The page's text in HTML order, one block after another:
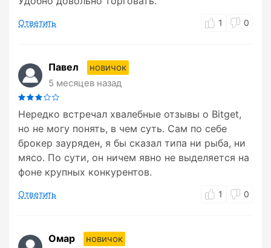
Ответить 1 0
Павел
новичок
5 месяцев назад
Нередко встречал хвалебные отзывы о Bitget,
но не могу понять, в чем суть. Сам по себе
брокер зауряден, я бы сказал типа ни рыба, ни
мясо. По сути, он ничем явно не выделяется на
фоне крупных конкурентов.
Ответить 1 0
Омар
новичок